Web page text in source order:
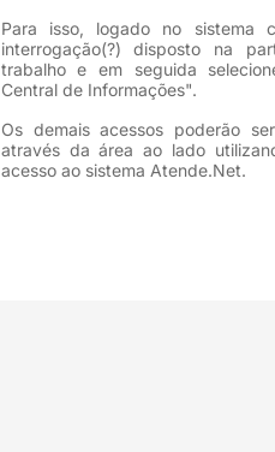
Para isso, logado no sistema
interrogação(?) disposto na
trabalho e em seguida
Central de Informações".
Os demais acessos poderão
através da área ao lado
acesso ao sistema Atende.Net.